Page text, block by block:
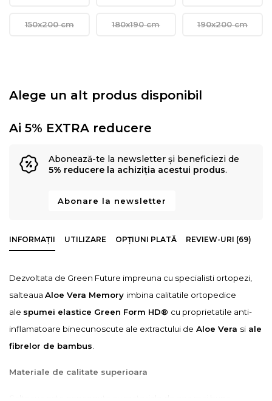
150x200 cm 180x190 cm 190x200 cm
Alege un alt produs disponibil
Ai 5% EXTRA reducere
Abonează-te la newsletter și beneficiezi de
5% reducere la achiziția acestui produs.
Abonare la newsletter
INFORMAȚII UTILIZARE OPȚIUNI PLATĂ REVIEW-URI (69)
Dezvoltata de Green Future impreuna cu specialisti ortopezi,
salteaua Aloe Vera Memory imbina calitatile ortopedice
ale spumei elastice Green Form HD® cu proprietatile anti-
inflamatoare binecunoscute ale extractului de Aloe Vera si ale
fibrelor de bambus
Materiale de calitate superioara